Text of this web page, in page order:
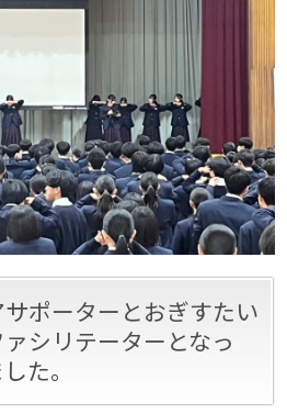
ポーターとおぎすたい
シリテーターとなっ
た。